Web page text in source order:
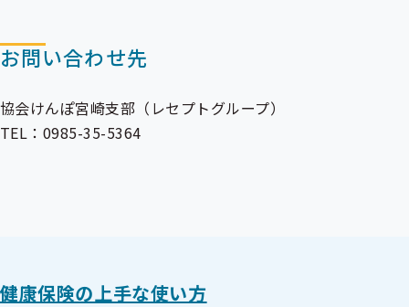
お問い合わせ先
協会けんぽ宮崎支部（レセプトグループ）
TEL：0985-35-5364
健康保険の上手な使い方